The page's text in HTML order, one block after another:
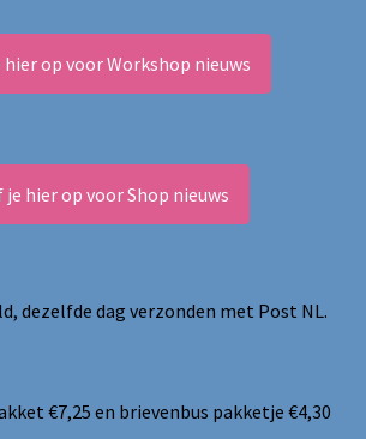
hier op voor Workshop nieuws
je hier op voor Shop nieuws
dezelfde dag verzonden met Post NL.
€7,25 en brievenbus pakketje €4,30